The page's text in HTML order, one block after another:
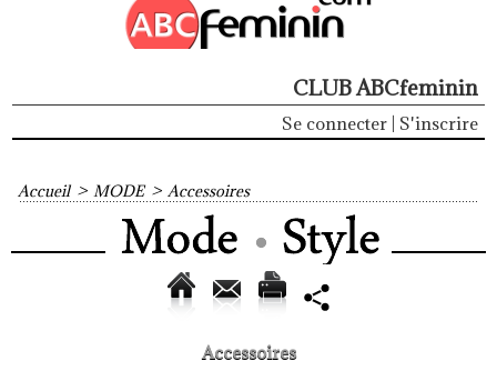
CLUB ABCfeminin
Se connecter S'inscrire
Accueil > MODE > Accessoires
Accessoires